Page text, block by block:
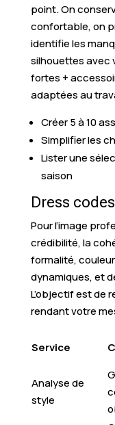
point. On
confortable, on
identifie les
silhouettes avec
fortes +
adaptées au
Créer 5 à 10
Simplifier les
Lister une
saison
Dress codes
Pour l’image
crédibilité, la
formalité,
dynamiques, et
L’objectif est de
rendant votre
Service
Analyse de
style